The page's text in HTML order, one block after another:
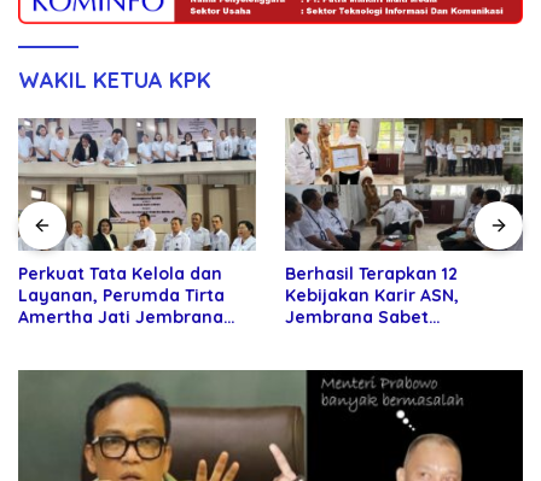
WAKIL KETUA KPK
Perkuat Tata Kelola dan
Layanan, Perumda Tirta
Amertha Jati Jembrana
Berhasil Terapkan 12
Kebijakan Karir ASN,
Jembrana Sabet